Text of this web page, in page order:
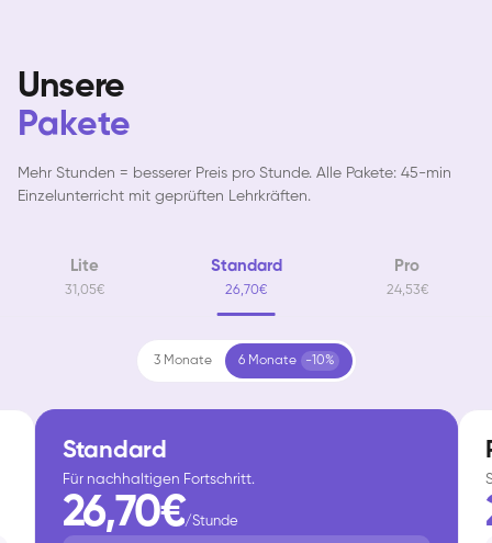
Unsere
Pakete
Mehr Stunden = besserer Preis pro Stunde. Alle Pakete: 45-min
Einzelunterricht mit geprüften Lehrkräften.
Lite
31,05€
Standard
26,70€
Pro
24,53€
3 Monate 6 Monate -10%
Standard
Für nachhaltigen Fortschritt.
26,70€/Stunde